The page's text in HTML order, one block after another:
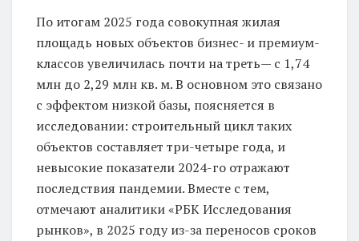
По итогам 2025 года совокупная жилая
площадь новых объектов бизнес- и премиум-
классов увеличилась почти на треть— с 1,74
млн до 2,29 млн кв. м. В основном это связано
с эффектом низкой базы, поясняется в
исследовании: строительный цикл таких
объектов составляет три-четыре года, и
невысокие показатели 2024-го отражают
последствия пандемии. Вместе с тем,
отмечают аналитики «РБК Исследования
рынков», в 2025 году из-за переносов сроков